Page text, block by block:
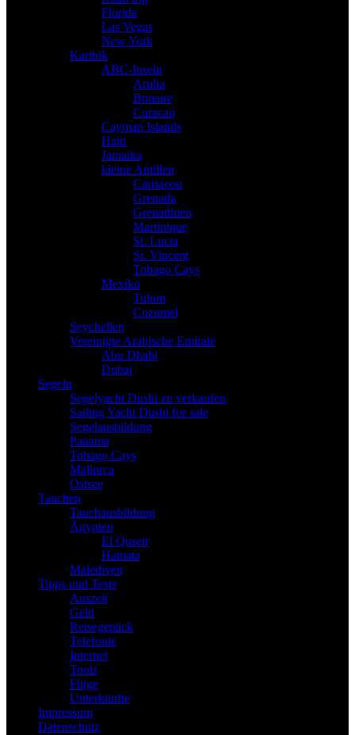
Florida
Las Vegas
New York
Karibik
ABC-Inseln
Aruba
Bonaire
Curacao
Cayman Islands
Haiti
Jamaika
kleine Antillen
Carriacou
Grenada
Grenadinen
Martinique
St. Lucia
St. Vincent
Tobago Cays
Mexiko
Tulum
Cozumel
Seychellen
Vereinigte Arabische Emirate
Abu Dhabi
Dubai
Segeln
Segelyacht Dushi zu verkaufen
Sailing Yacht Dushi for sale
Segelausbildung
Panama
Tobago Cays
Mallorca
Ostsee
Tauchen
Tauchausbildung
Ägypten
El Quseir
Hamata
Malediven
Tipps und Tests
Auszeit
Geld
Reisegepäck
Telefonie
Internet
Tools
Flüge
Unterkünfte
Impressum
Datenschutz